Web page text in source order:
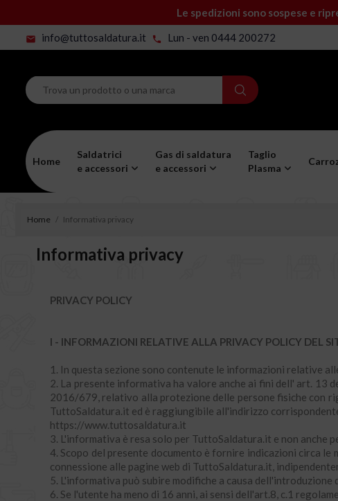
Le spedizioni sono sospese e
mail info@tuttosaldatura.it phone Lun - ven 0444 200272
Home
Saldatrici
e accessori
Gas di saldatura
e accessori
Taglio
Plasma
Home Informativa privacy
Informativa privacy
PRIVACY POLICY
I - INFORMAZIONI RELATIVE ALLA PRIVACY POLICY DEL
1. In questa sezione sono contenute le informazioni relative
2. La presente informativa ha valore anche ai fini dell' art. 13
2016/679, relativo alla protezione delle persone fisiche con
TuttoSaldatura.it ed è raggiungibile all'indirizzo
https://www.tuttosaldatura.it
3. L'informativa è resa solo per TuttoSaldatura.it e non
4. Scopo del presente documento è fornire indicazioni circa
connessione alle pagine web di TuttoSaldatura.it,
5. L'informativa può subire modifiche a causa
6. Se l'utente ha meno di 16 anni, ai sensi dell'art.8, c.1